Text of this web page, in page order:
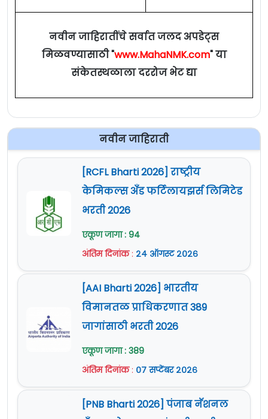
नवीन जाहिरातींचे सर्वात जलद अपडेट्स
मिळवण्यासाठी "www.MahaNMK.com" या
संकेतस्थळाला दररोज भेट द्या
नवीन जाहिराती
[RCFL Bharti 2026] राष्ट्रीय
केमिकल्स अँड फर्टिलायझर्स लिमिटेड
भरती 2026
एकूण जागा : 94
अंतिम दिनांक: २४ ऑगस्ट २०२६
[AAI Bharti 2026] भारतीय
विमानतळ प्राधिकरणात 389
जागांसाठी भरती 2026
एकूण जागा : 389
अंतिम दिनांक: ०७ सप्टेंबर २०२६
[PNB Bharti 2026] पंजाब नॅशनल